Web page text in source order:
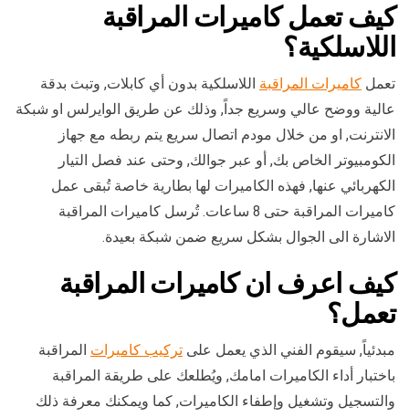
كيف تعمل كاميرات المراقبة
اللاسلكية؟
تعمل كاميرات المراقبة اللاسلكية بدون أي كابلات, وتبث بدقة
عالية ووضح عالي وسريع جداً, وذلك عن طريق الوايرلس او شبكة
الانترنت, او من خلال مودم اتصال سريع يتم ربطه مع جهاز
الكومبيوتر الخاص بك, أو عبر جوالك, وحتى عند فصل التيار
الكهربائي عنها, فهذه الكاميرات لها بطارية خاصة تُبقى عمل
كاميرات المراقبة حتى 8 ساعات. تُرسل كاميرات المراقبة
الاشارة الى الجوال بشكل سريع ضمن شبكة بعيدة.
كيف اعرف ان كاميرات المراقبة
تعمل؟
مبدئياً, سيقوم الفني الذي يعمل على تركيب كاميرات المراقبة
باختبار أداء الكاميرات امامك, ويُطلعك على طريقة المراقبة
والتسجيل وتشغيل وإطفاء الكاميرات, كما ويمكنك معرفة ذلك